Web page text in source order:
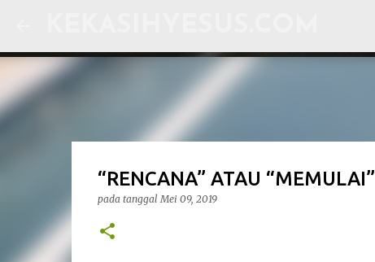
“RENCANA” ATAU “MEMULAI”
pada tanggalMei 09, 2019